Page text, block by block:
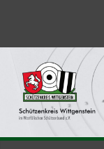
springen